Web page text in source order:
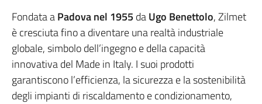
Fondata aPadova nel 1955 daUgo Benettolo, Zilmet
è cresciuta fino a diventare una realtà industriale
globale, simbolo dell’ingegno e della capacità
innovativa del Made in Italy. I suoi prodotti
garantiscono l’efficienza, la sicurezza e la sostenibilità
degli impianti di riscaldamento e condizionamento,